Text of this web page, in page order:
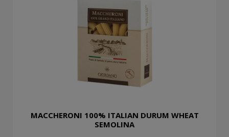
MACCHERONI 100% ITALIAN DURUM WHEAT
SEMOLINA